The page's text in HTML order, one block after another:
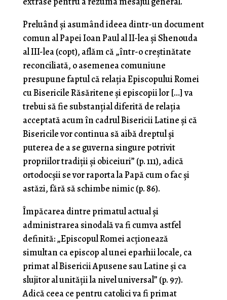
Preluând și asumând ideea dintr-un document
comun al Papei Ioan Paul al II-lea și Shenouda
al III-lea (copt), aflăm că „într-o creștinătate
reconciliată, o asemenea comuniune
presupune faptul că relația Episcopului Romei
cu Bisericile Răsăritene și episcopii lor […] va
trebui să fie substanțial diferită de relația
acceptată acum în cadrul Bisericii Latine și că
Bisericile vor continua să aibă dreptul și
puterea de a se guverna singure potrivit
propriilor tradiții și obiceiuri” (p. 111), adică
ortodocșii se vor raporta la Papă cum o fac și
astăzi, fără să schimbe nimic (p. 86).
Împăcarea dintre primatul actual și
administrarea sinodală va fi cumva astfel
definită: „Episcopul Romei acționează
simultan ca episcop al unei eparhii locale, ca
primat al Bisericii Apusene sau Latine și ca
slujitor al unității la nivel universal” (p. 97).
Adică ceea ce pentru catolici va fi primat